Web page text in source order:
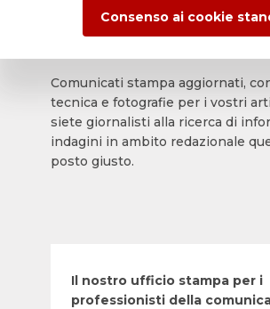
stampa.
Comunicati stampa aggiornati,
tecnica e fotografie per i vostri
siete giornalisti alla ricerca di
indagini in ambito redazionale
posto giusto.
Il nostro ufficio stampa per i
professionisti della
Consenso ai cookie